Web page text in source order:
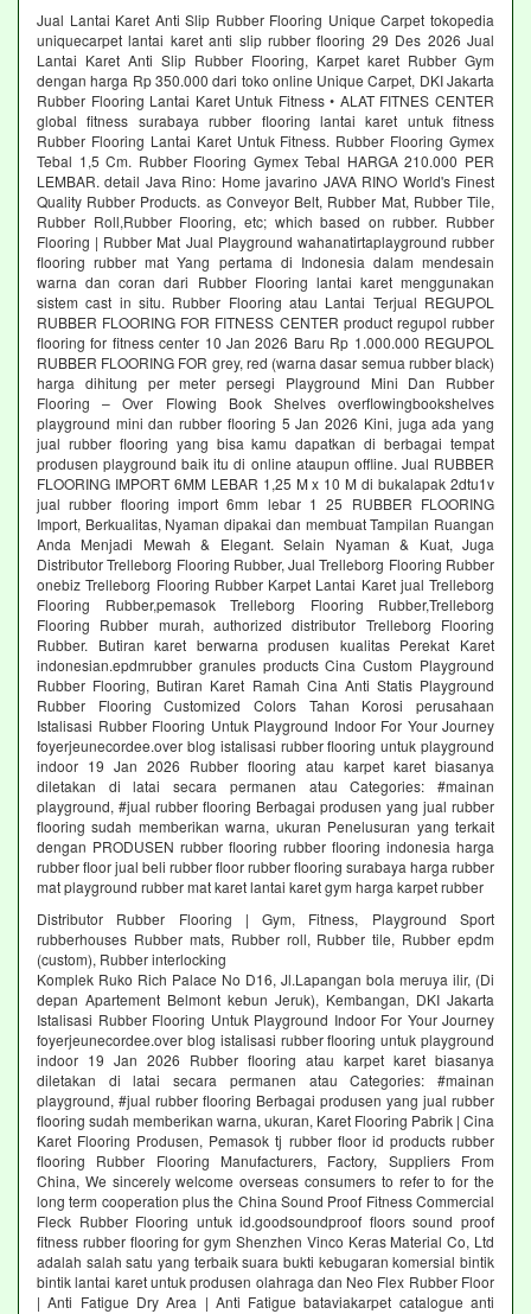
Jual Lantai Karet Anti Slip Rubber Flooring Unique Carpet tokopedia
uniquecarpet lantai karet anti slip rubber flooring 29 Des 2026 Jual
Lantai Karet Anti Slip Rubber Flooring, Karpet karet Rubber Gym
dengan harga Rp 350.000 dari toko online Unique Carpet, DKI Jakarta
Rubber Flooring Lantai Karet Untuk Fitness • ALAT FITNES CENTER
global fitness surabaya rubber flooring lantai karet untuk fitness
Rubber Flooring Lantai Karet Untuk Fitness. Rubber Flooring Gymex
Tebal 1,5 Cm. Rubber Flooring Gymex Tebal HARGA 210.000 PER
LEMBAR. detail Java Rino: Home javarino JAVA RINO World's Finest
Quality Rubber Products. as Conveyor Belt, Rubber Mat, Rubber Tile,
Rubber Roll,Rubber Flooring, etc; which based on rubber. Rubber
Flooring | Rubber Mat Jual Playground wahanatirtaplayground rubber
flooring rubber mat Yang pertama di Indonesia dalam mendesain
warna dan coran dari Rubber Flooring lantai karet menggunakan
sistem cast in situ. Rubber Flooring atau Lantai Terjual REGUPOL
RUBBER FLOORING FOR FITNESS CENTER product regupol rubber
flooring for fitness center 10 Jan 2026 Baru Rp 1.000.000 REGUPOL
RUBBER FLOORING FOR grey, red (warna dasar semua rubber black)
harga dihitung per meter persegi Playground Mini Dan Rubber
Flooring – Over Flowing Book Shelves overflowingbookshelves
playground mini dan rubber flooring 5 Jan 2026 Kini, juga ada yang
jual rubber flooring yang bisa kamu dapatkan di berbagai tempat
produsen playground baik itu di online ataupun offline. Jual RUBBER
FLOORING IMPORT 6MM LEBAR 1,25 M x 10 M di bukalapak 2dtu1v
jual rubber flooring import 6mm lebar 1 25 RUBBER FLOORING
Import, Berkualitas, Nyaman dipakai dan membuat Tampilan Ruangan
Anda Menjadi Mewah & Elegant. Selain Nyaman & Kuat, Juga
Distributor Trelleborg Flooring Rubber, Jual Trelleborg Flooring Rubber
onebiz Trelleborg Flooring Rubber Karpet Lantai Karet jual Trelleborg
Flooring Rubber,pemasok Trelleborg Flooring Rubber,Trelleborg
Flooring Rubber murah, authorized distributor Trelleborg Flooring
Rubber. Butiran karet berwarna produsen kualitas Perekat Karet
indonesian.epdmrubber granules products Cina Custom Playground
Rubber Flooring, Butiran Karet Ramah Cina Anti Statis Playground
Rubber Flooring Customized Colors Tahan Korosi perusahaan
Istalisasi Rubber Flooring Untuk Playground Indoor For Your Journey
foyerjeunecordee.over blog istalisasi rubber flooring untuk playground
indoor 19 Jan 2026 Rubber flooring atau karpet karet biasanya
diletakan di latai secara permanen atau Categories: #mainan
playground, #jual rubber flooring Berbagai produsen yang jual rubber
flooring sudah memberikan warna, ukuran Penelusuran yang terkait
dengan PRODUSEN rubber flooring rubber flooring indonesia harga
rubber floor jual beli rubber floor rubber flooring surabaya harga rubber
mat playground rubber mat karet lantai karet gym harga karpet rubber
Distributor Rubber Flooring | Gym, Fitness, Playground Sport
rubberhouses Rubber mats, Rubber roll, Rubber tile, Rubber epdm
(custom), Rubber interlocking
Komplek Ruko Rich Palace No D16, Jl.Lapangan bola meruya ilir, (Di
depan Apartement Belmont kebun Jeruk), Kembangan, DKI Jakarta
Istalisasi Rubber Flooring Untuk Playground Indoor For Your Journey
foyerjeunecordee.over blog istalisasi rubber flooring untuk playground
indoor 19 Jan 2026 Rubber flooring atau karpet karet biasanya
diletakan di latai secara permanen atau Categories: #mainan
playground, #jual rubber flooring Berbagai produsen yang jual rubber
flooring sudah memberikan warna, ukuran, Karet Flooring Pabrik | Cina
Karet Flooring Produsen, Pemasok tj rubber floor id products rubber
flooring Rubber Flooring Manufacturers, Factory, Suppliers From
China, We sincerely welcome overseas consumers to refer to for the
long term cooperation plus the China Sound Proof Fitness Commercial
Fleck Rubber Flooring untuk id.goodsoundproof floors sound proof
fitness rubber flooring for gym Shenzhen Vinco Keras Material Co, Ltd
adalah salah satu yang terbaik suara bukti kebugaran komersial bintik
bintik lantai karet untuk produsen olahraga dan Neo Flex Rubber Floor
| Anti Fatigue Dry Area | Anti Fatigue bataviakarpet catalogue anti